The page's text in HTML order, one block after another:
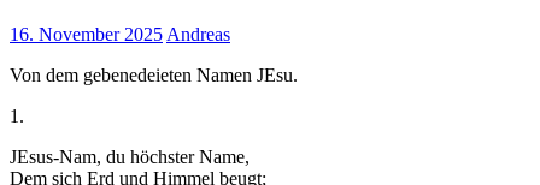
16. November 2025 Andreas
Von dem gebenedeieten Namen JEsu.
1.
JEsus-Nam, du höchster Name,
Dem sich Erd und Himmel beugt;